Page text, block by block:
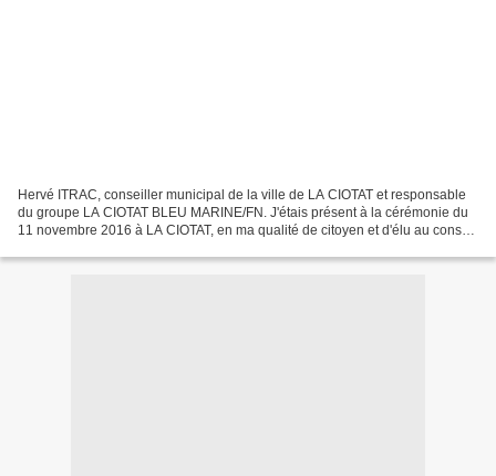
Hervé ITRAC, conseiller municipal de la ville de LA CIOTAT et responsable
du groupe LA CIOTAT BLEU MARINE/FN. J'étais présent à la cérémonie du
11 novembre 2016 à LA CIOTAT, en ma qualité de citoyen et d'élu au conseil